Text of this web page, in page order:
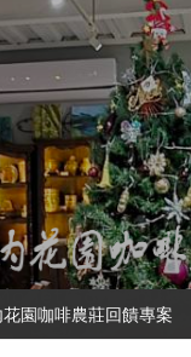
園咖啡農莊回饋專案